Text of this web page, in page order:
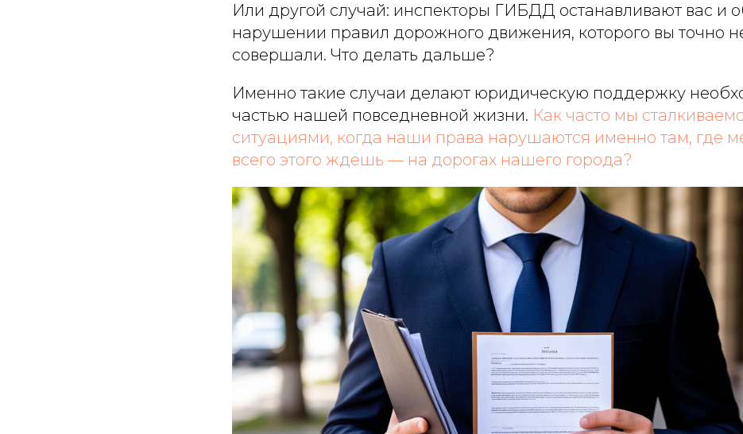
Или другой случай: инспекторы ГИБДД останавливают вас и
нарушении правил дорожного движения, которого вы точно
совершали. Что делать дальше?
Именно такие случаи делают юридическую поддержку
частью нашей повседневной жизни. Как часто мы
ситуациями, когда наши права нарушаются именно там, где
всего этого ждёшь — на дорогах нашего города?